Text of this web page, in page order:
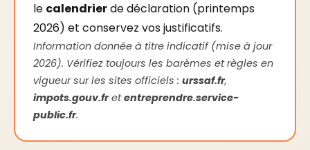
le calendrierde déclaration (printemps
2026) et conservez vos justificatifs.
Information donnée à titre indicatif (mise à jour
2026). Vérifiez toujours les barèmes et règles en
vigueur sur les sites officiels : urssaf.fr,
impots.gouv.fretentreprendre.service-
public.fr.